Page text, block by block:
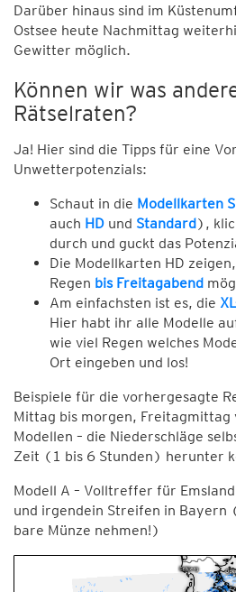
Darüber hinaus sind im
Ostsee heute Nachmittag
Gewitter möglich.
Können wir was
Rätselraten?
Ja! Hier sind die Tipps für eine
Unwetterpotenzials:
Schaut in die Modellkarten
auch HD und Standard),
durch und guckt das
Die Modellkarten HD
Regen bis Freitagabend
Am einfachsten ist es, die
Hier habt ihr alle Modelle
wie viel Regen welches
Ort eingeben und los!
Beispiele für die vorhergesagte
Mittag bis morgen, Freitagmittag
Modellen – die Niederschläge
Zeit (1 bis 6 Stunden) herunter
Modell A – Volltreffer für
und irgendein Streifen in
bare Münze nehmen!)